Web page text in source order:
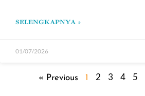
SELENGKAPNYA »
01/07/2026
« Previous 1 2 3 4 5